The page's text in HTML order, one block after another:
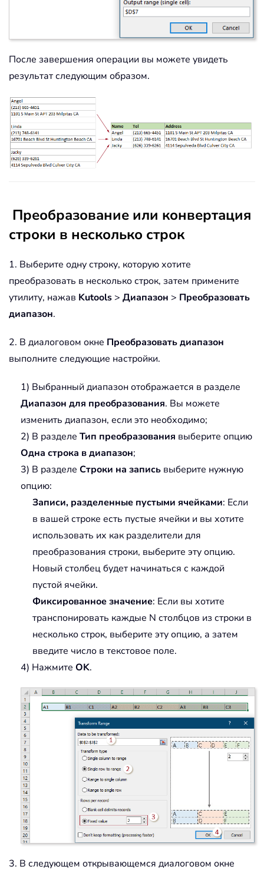
После завершения операции вы можете увидеть
результат следующим образом.
Преобразование или конвертация
строки в несколько строк
1. Выберите одну строку, которую хотите
преобразовать в несколько строк, затем примените
утилиту, нажав Kutools > Диапазон > Преобразовать
диапазон.
2. В диалоговом окне Преобразовать диапазон
выполните следующие настройки.
1) Выбранный диапазон отображается в разделе
Диапазон для преобразования. Вы можете
изменить диапазон, если это необходимо;
2) В разделе Тип преобразования выберите опцию
Одна строка в диапазон;
3) В разделе Строки на запись выберите нужную
опцию:
Записи, разделенные пустыми ячейками: Если
в вашей строке есть пустые ячейки и вы хотите
использовать их как разделители для
преобразования строки, выберите эту опцию.
Новый столбец будет начинаться с каждой
пустой ячейки.
Фиксированное значение: Если вы хотите
транспонировать каждые N столбцов из строки в
несколько строк, выберите эту опцию, а затем
введите число в текстовое поле.
4) Нажмите OK.
3. В следующем открывающемся диалоговом окне